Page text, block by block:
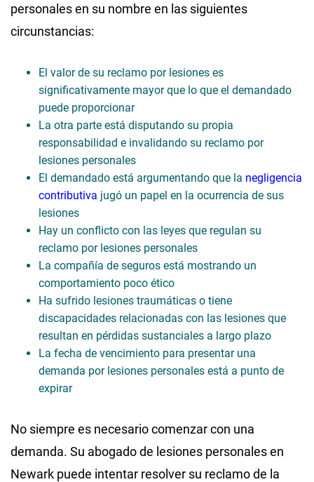
personales en su nombre en las siguientes
circunstancias:
El valor de su reclamo por lesiones es
significativamente mayor que lo que el demandado
puede proporcionar
La otra parte está disputando su propia
responsabilidad e invalidando su reclamo por
lesiones personales
El demandado está argumentando que la negligencia
contributiva jugó un papel en la ocurrencia de sus
lesiones
Hay un conflicto con las leyes que regulan su
reclamo por lesiones personales
La compañía de seguros está mostrando un
comportamiento poco ético
Ha sufrido lesiones traumáticas o tiene
discapacidades relacionadas con las lesiones que
resultan en pérdidas sustanciales a largo plazo
La fecha de vencimiento para presentar una
demanda por lesiones personales está a punto de
expirar
No siempre es necesario comenzar con una
demanda. Su abogado de lesiones personales en
Newark puede intentar resolver su reclamo de la